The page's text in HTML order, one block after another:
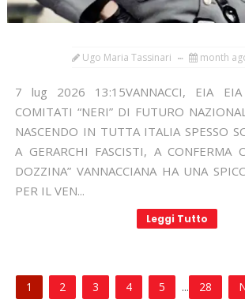
Ugo Maria Tassinari month
7 lug 2026 13:15VANNACCI, EIA
COMITATI “NERI” DI FUTURO
NASCENDO IN TUTTA ITALIA SPESSO
A GERARCHI FASCISTI, A CONFERMA
DOZZINA” VANNACCIANA HA UNA
PER IL VEN...
Leggi Tutto
1 2 3 4 5 ... 28